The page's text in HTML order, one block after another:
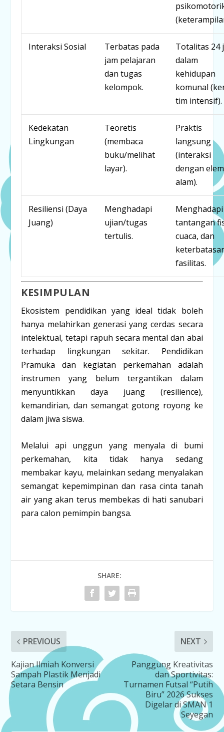
Interaksi Sosial
Terbatas pada
jam pelajaran
dan tugas
kelompok.
Totalitas 24
dalam
kehidupan
komunal
tim intensif).
Kedekatan
Lingkungan
Teoretis
(membaca
buku/melihat
layar).
Praktis
langsung
(interaksi
dengan
alam).
Resiliensi (Daya
Juang)
Menghadapi
ujian/tugas
tertulis.
Menghadapi
tantangan
cuaca, dan
fasilitas.
KESIMPULAN
Ekosistem pendidikan yang ideal tidak boleh
hanya melahirkan generasi yang cerdas secara
intelektual, tetapi rapuh secara mental dan abai
terhadap lingkungan sekitar. Pendidikan
Pramuka dan kegiatan perkemahan adalah
instrumen yang belum tergantikan dalam
menyuntikkan daya juang (resilience),
kemandirian, dan semangat gotong royong ke
dalam jiwa siswa.
Melalui api unggun yang menyala di bumi
perkemahan, kita tidak hanya sedang
membakar kayu, melainkan sedang menyalakan
semangat kepemimpinan dan rasa cinta tanah
air yang akan terus membekas di hati sanubari
para calon pemimpin bangsa.
SHARE:
PREVIOUS
Kajian Ilmiah Konversi
Sampah Plastik Menjadi
Setara Bensin
NEXT
Panggung Kreativitas
dan Sportivitas:
Turnamen Futsal “Putih
Biru” 2026 Sukses
Digelar di SMAN 1
Seyegan